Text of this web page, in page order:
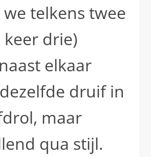
telkens twee
keer drie)
elkaar
druif in
maar
qua stijl.